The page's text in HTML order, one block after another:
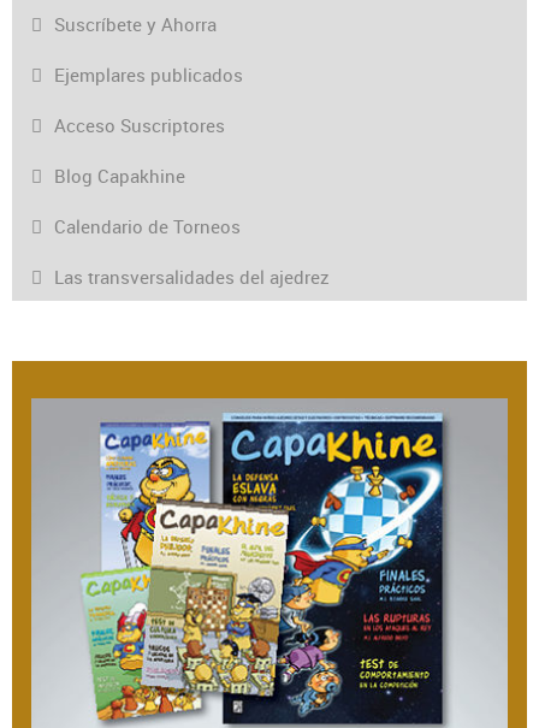
Suscríbete y Ahorra
Ejemplares publicados
Acceso Suscriptores
Blog Capakhine
Calendario de Torneos
Las transversalidades del ajedrez